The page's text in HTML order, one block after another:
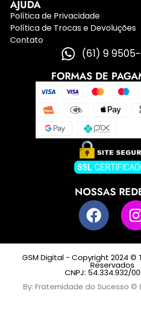
AJUDA
Política de Privacidade
Política de Trocas e Devoluções
Contato
(61) 9
FORMAS DE
NOSSAS
GSM Digital - Copyright 2024 ©
Reservados
CNPJ: 54.334.932/
By: Fraternidade do Sucesso ©